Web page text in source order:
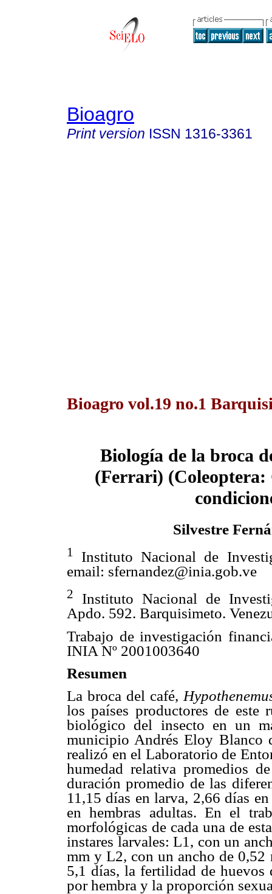
Bioagro
Print version ISSN 1316-3361
Bioagro vol.19 no.1
Biología de la broca
(Ferrari) (Coleoptera:
Silvestre
1
Instituto Nacional de
email: sfernandez@inia.gob.ve
2
Instituto Nacional de
Apdo. 592. Barquisimeto.
Trabajo de investigación
INIA Nº 2001003640
Resumen
La broca del café,
los países productores de
biológico del insecto en un
municipio Andrés Eloy Blanco
realizó en el Laboratorio de
humedad relativa promedios
duración promedio de las
11,15 días en larva, 2,66 días
en hembras adultas. En el
morfológicas de cada una de
instares larvales: L1, con un
mm y L2, con un ancho de
5,1 días, la fertilidad de
por hembra y la proporción